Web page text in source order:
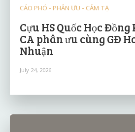
CÁO PHÓ - PHÂN ƯU - CẢM TẠ
Cựu HS Quốc Học
CA phân ưu cùng GĐ
Nhuận
July 24, 2026